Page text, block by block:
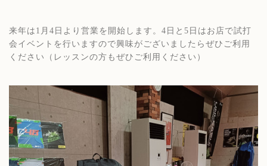
来年は1月4日より営業を開始します。4日と5日はお店で試打
会イベントを行いますので興味がございましたらぜひご利用
ください（レッスンの方もぜひご利用ください）